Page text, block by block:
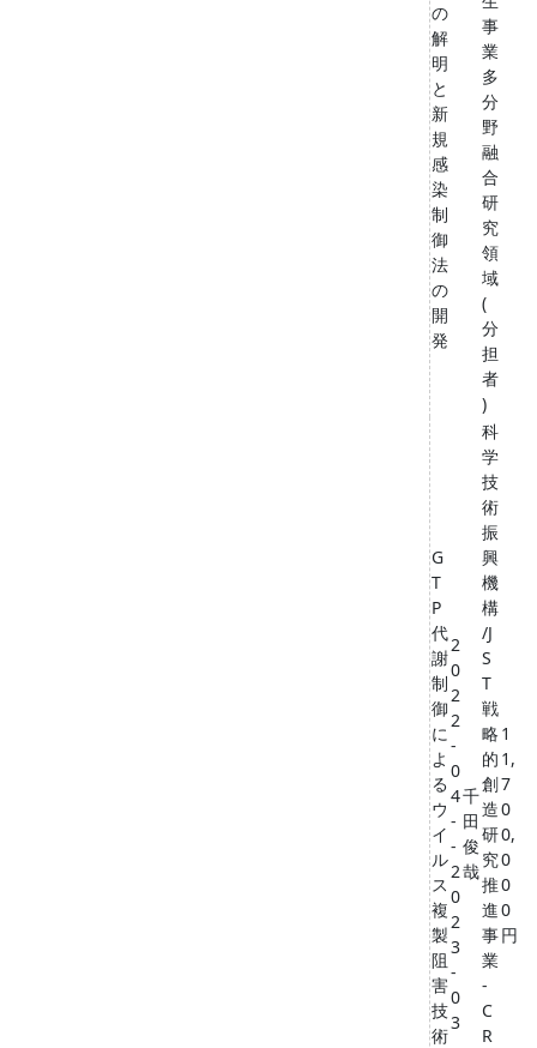
の
解
明
と
新
規
感
染
制
御
法
の
開
発
事
業
多
分
野
融
合
研
究
領
域
(
分
担
者
)
G
T
P
代
謝
制
御
に
よ
る
ウ
イ
ル
ス
複
製
阻
害
技
術
2
0
2
2
-
0
4
-
-
2
0
2
3
-
0
3
千
田
俊
哉
科
学
技
術
振
興
機
構
/J
S
T
戦
略
的
創
造
研
究
推
進
事
業
-
C
R
1
1,
7
0
0,
0
0
0
円